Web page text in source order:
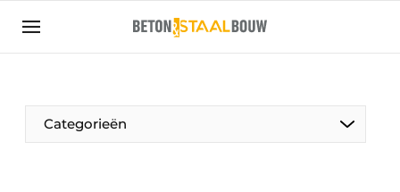
Aanmelden
Artikelen
Bedrijven
Categorieën